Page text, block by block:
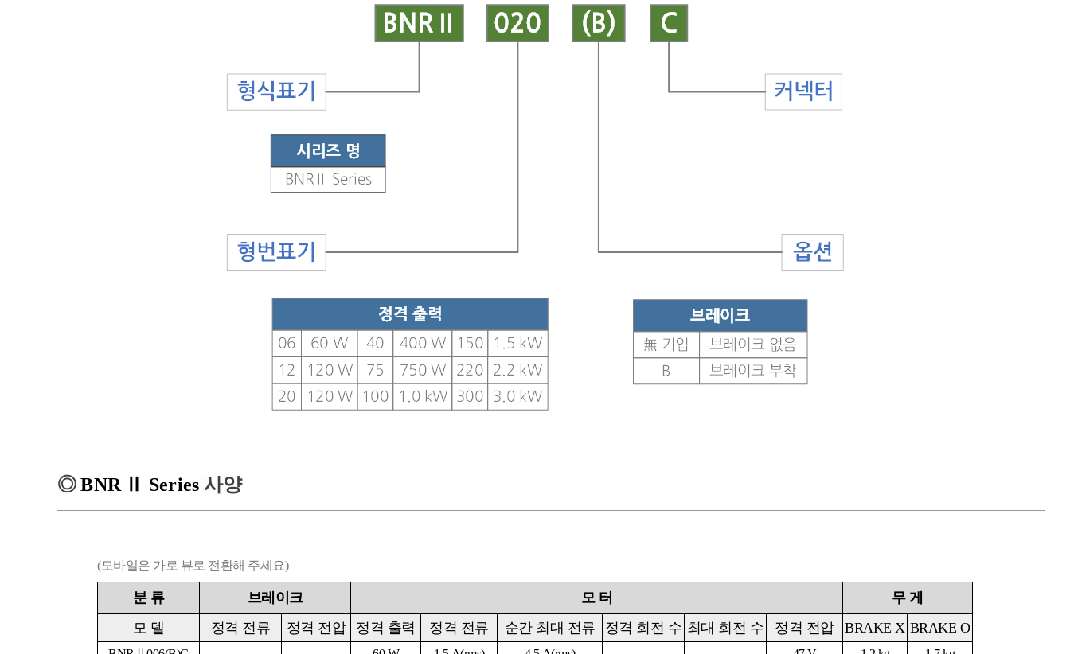
◎BNR Series 사양
(모바일은 가로 뷰로 전환해 주세요)
분 류 브레이크 모 터
무 게
모 델 정격 전류 정격 전압 정격 출력 정격 전류 순간 최대 전류 정격 회전 수 최대 회전 수 정격 전압 BRAKE X BRAKE O